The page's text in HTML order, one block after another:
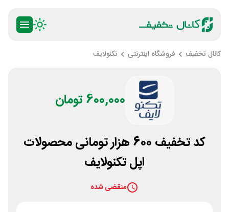
کانال تخفیف فروشگاه اینترنتی تکنولایف
600,000 تومان
کد تخفیف 600 هزار تومانی محصولات
اپل تکنولایف
منقضی شده